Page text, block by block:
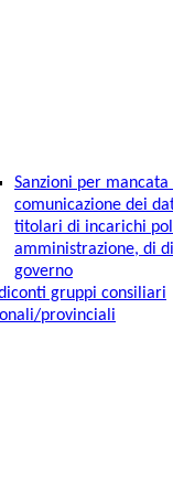
Sanzioni per
comunicazione dei
titolari di incarichi
amministrazione, di
governo
gruppi consiliari
provinciali